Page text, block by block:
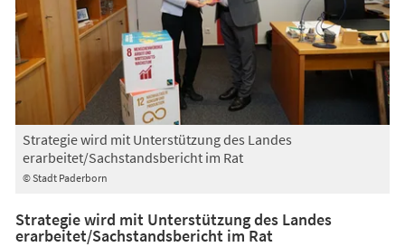
© Stadt Paderborn
Strategie wird mit Unterstützung des Landes
erarbeitet/Sachstandsbericht im Rat
Strategie wird mit Unterstützung des Landes
erarbeitet/Sachstandsbericht im Rat